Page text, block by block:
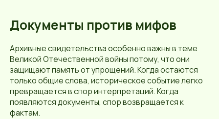
Документы против мифов
Архивные свидетельства особенно важны в теме
Великой Отечественной войны потому, что они
защищают память от упрощений. Когда остаются
только общие слова, историческое событие легко
превращается в спор интерпретаций. Когда
появляются документы, спор возвращается к
фактам.